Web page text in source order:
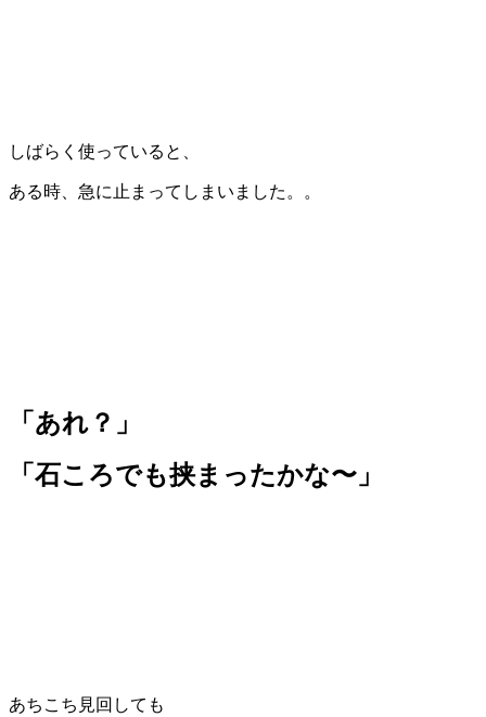
しばらく使っていると、
ある時、急に止まってしまいました。。
「あれ？」
「石ころでも挟まったかな〜」
あちこち見回しても